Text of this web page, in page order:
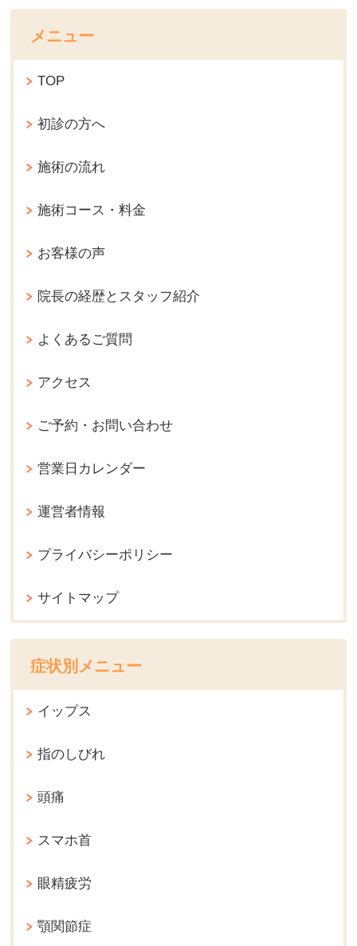
メニュー
TOP
初診の方へ
施術の流れ
施術コース・料金
お客様の声
院長の経歴とスタッフ紹介
よくあるご質問
アクセス
ご予約・お問い合わせ
営業日カレンダー
運営者情報
プライバシーポリシー
サイトマップ
症状別メニュー
イップス
指のしびれ
頭痛
スマホ首
眼精疲労
顎関節症